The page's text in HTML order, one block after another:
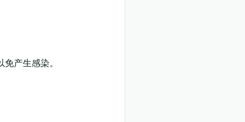
产生感染。